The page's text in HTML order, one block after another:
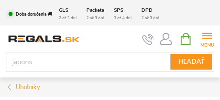
Doba doručenia 🚚
GLS Packeta SPS DPD
2 až 3 dni 2 až 3 dni 3 až 4 dni 2 až 3 dni
HĽADAŤ
KOŠÍK
Uholníky